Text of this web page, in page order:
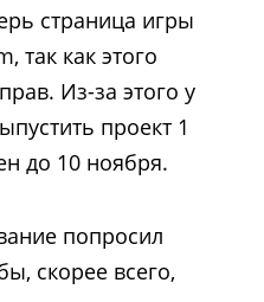
страница игры
так как этого
Из-за этого у
проект 1
до 10 ноября.
попросил
скорее всего,